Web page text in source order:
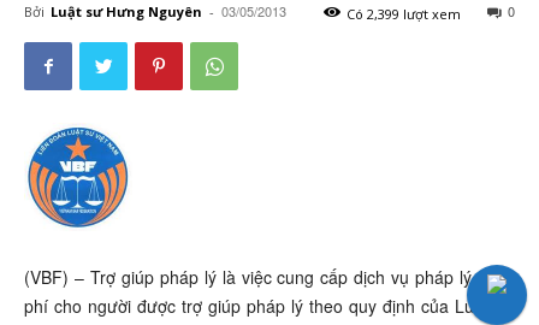
Bởi Luật sư Hưng Nguyên - 03/05/2013 0
Có 2,399 lượt xem
(VBF) – Trợ giúp pháp lý là việc cung cấp dịch vụ pháp lý miễn
phí cho người được trợ giúp pháp lý theo quy định của Luật trợ